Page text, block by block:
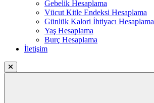
Gebelik Hesaplama
Vücut Kitle Endeksi Hesaplama
Günlük Kalori İhtiyacı Hesaplama
Yaş Hesaplama
Burç Hesaplama
İletişim